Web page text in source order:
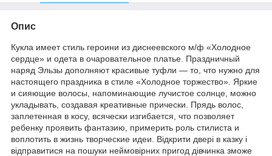
Опис
Кукла имеет стиль героини из диснеевского м/ф «Холодное
сердце» и одета в очаровательное платье. Праздничный
наряд Эльзы дополняют красивые туфли — то, что нужно для
настоящего праздника в стиле «Холодное торжество». Яркие
и сияющие волосы, напоминающие лучистое солнце, можно
укладывать, создавая креативные прически. Прядь волос,
заплетенная в косу, всячески изгибается, что позволяет
ребенку проявить фантазию, примерить роль стилиста и
воплотить в жизнь творческие идеи. Відкрити двері в казку і
відправитися на пошуки неймовірних пригод дівчинка зможе